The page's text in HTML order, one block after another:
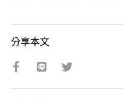
分享本文